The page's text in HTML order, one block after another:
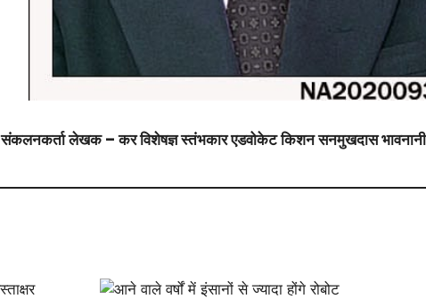
लेखक – कर विशेषज्ञ स्तंभकार एडवोकेट किशन सनमुखदास भावनानी